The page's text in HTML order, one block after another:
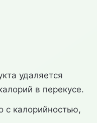
удаляется
в перекусе.
с калорийностью,